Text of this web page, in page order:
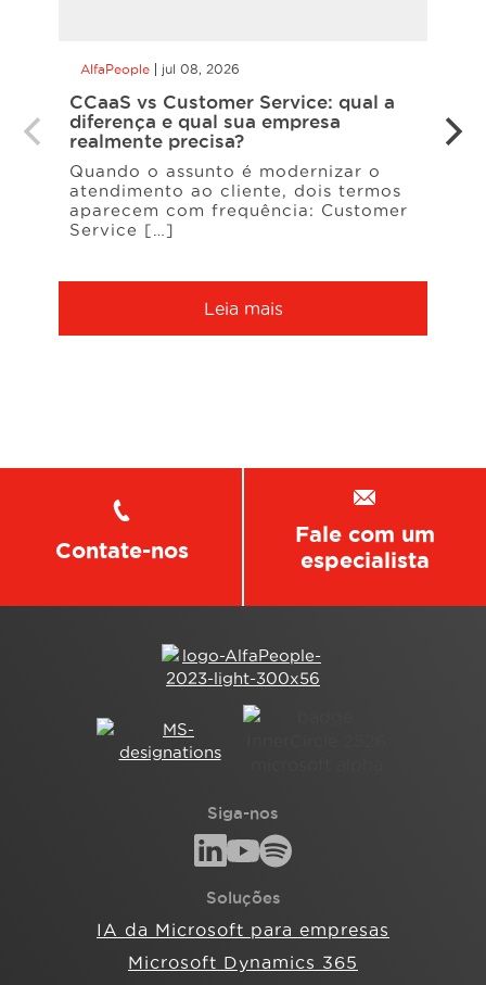
AlfaPeople jul 08, 2026
CCaaS vs Customer Service: qual a
diferença e qual sua empresa
realmente precisa?
Quando o assunto é modernizar o
atendimento ao cliente, dois termos
aparecem com frequência: Customer
Service […]
Leia mais
As
Contate-nos
Fale com um
especialista
Siga-nos
Soluções
IA da Microsoft para empresas
Microsoft Dynamics 365